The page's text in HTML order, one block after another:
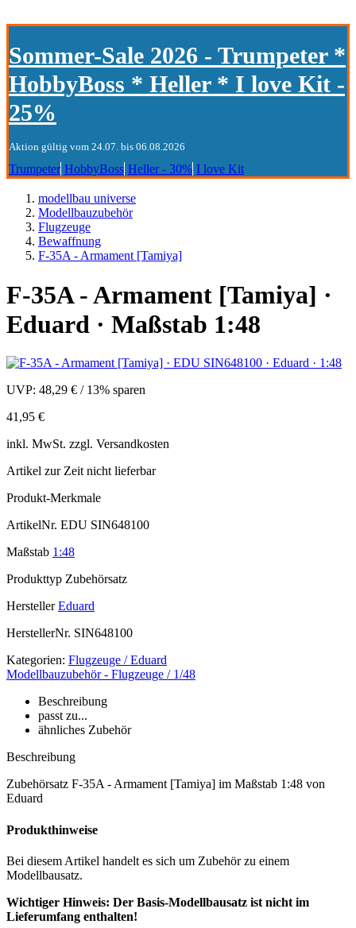
Sommer-Sale 2026 - Trumpeter *
HobbyBoss * Heller * I love Kit -
25%
Aktion gültig vom 24.07. bis 06.08.2026
Trumpeter HobbyBoss Heller - 30% I love Kit
modellbau universe
Modellbauzubehör
Flugzeuge
Bewaffnung
F-35A - Armament [Tamiya]
F-35A - Armament [Tamiya] ·
Eduard · Maßstab 1:48
UVP: 48,29 € / 13% sparen
41,95 €
inkl. MwSt. zzgl. Versandkosten
Artikel zur Zeit nicht lieferbar
Produkt-Merkmale
ArtikelNr. EDU SIN648100
Maßstab 1:48
Produkttyp Zubehörsatz
Hersteller Eduard
HerstellerNr. SIN648100
Kategorien: Flugzeuge / Eduard
Modellbauzubehör - Flugzeuge / 1/48
Beschreibung
passt zu...
ähnliches Zubehör
Beschreibung
Zubehörsatz F-35A - Armament [Tamiya] im Maßstab 1:48 von
Eduard
Produkthinweise
Bei diesem Artikel handelt es sich um Zubehör zu einem
Modellbausatz.
Wichtiger Hinweis: Der Basis-Modellbausatz ist nicht im
Lieferumfang enthalten!